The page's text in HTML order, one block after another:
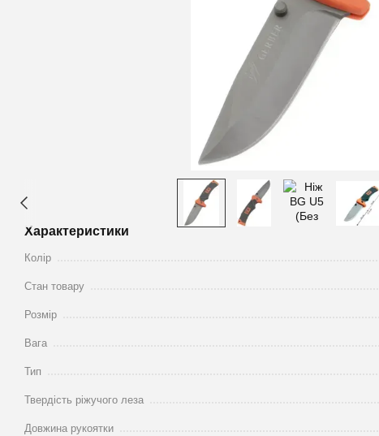
Характеристики
Колір
Стан товару
Розмір
Вага
Тип
Твердість ріжучого леза
Довжина рукоятки